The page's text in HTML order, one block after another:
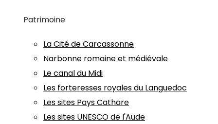
Patrimoine
La Cité de Carcassonne
Narbonne romaine et médiévale
Le canal du Midi
Les forteresses royales du Languedoc
Les sites Pays Cathare
Les sites UNESCO de l'Aude